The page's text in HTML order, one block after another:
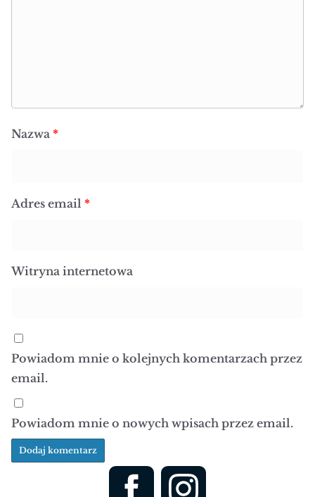
Nazwa *
Adres email *
Witryna internetowa
Powiadom mnie o kolejnych komentarzach przez
email.
Powiadom mnie o nowych wpisach przez email.